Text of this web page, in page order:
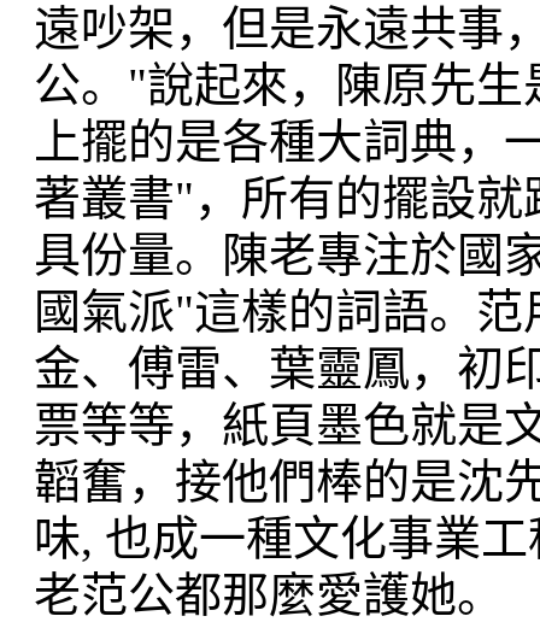
遠吵架，但是永遠共事
公。"說起來，陳原先
上擺的是各種大詞典，
著叢書"，所有的擺設
具份量。陳老專注於國
國氣派"這樣的詞語。
金、傅雷、葉靈鳳，初
票等等，紙頁墨色就是
韜奮，接他們棒的是沈
味, 也成一種文化事業
老范公都那麼愛護她。